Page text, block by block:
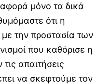
μόνο τα δικά
ότι η
την προστασία των
που καθόρισε η
απαιτήσεις
να σκεφτούμε τον